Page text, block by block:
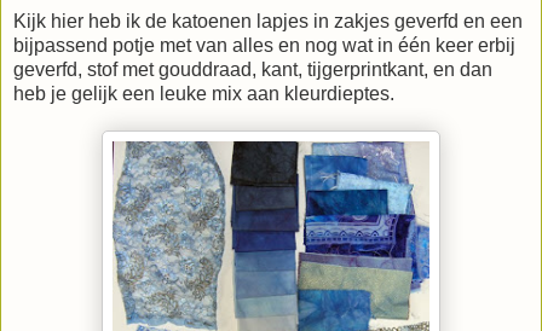
Kijk hier heb ik de katoenen lapjes in zakjes geverfd en een
bijpassend potje met van alles en nog wat in één keer erbij
geverfd, stof met gouddraad, kant, tijgerprintkant, en dan
heb je gelijk een leuke mix aan kleurdieptes.